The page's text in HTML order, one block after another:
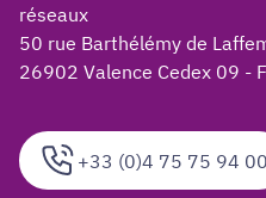
+33 (0)4 75 75 94 00
réseaux
50 rue Barthélémy de
26902 Valence Cedex 09 -